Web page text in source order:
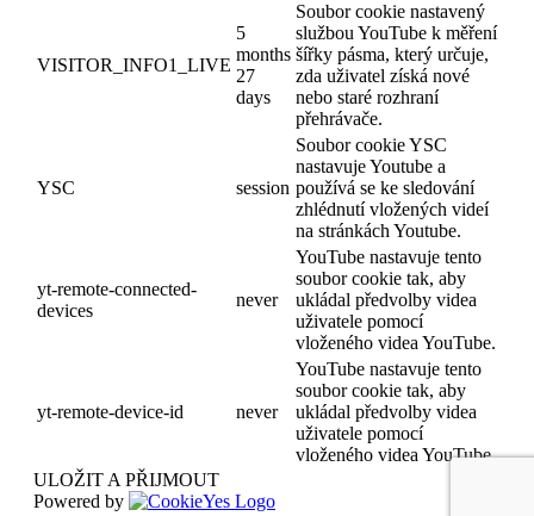
VISITOR_INFO1_LIVE
5
months
27
days
Soubor cookie nastavený
službou YouTube k měření
šířky pásma, který určuje,
zda uživatel získá nové
nebo staré rozhraní
přehrávače.
YSC session
Soubor cookie YSC
nastavuje Youtube a
používá se ke sledování
zhlédnutí vložených videí
na stránkách Youtube.
yt-remote-connected-
devices
never
YouTube nastavuje tento
soubor cookie tak, aby
ukládal předvolby videa
uživatele pomocí
vloženého videa YouTube.
yt-remote-device-id never
YouTube nastavuje tento
soubor cookie tak, aby
ukládal předvolby videa
uživatele pomocí
vloženého videa YouTube.
ULOŽIT A PŘIJMOUT
Powered by